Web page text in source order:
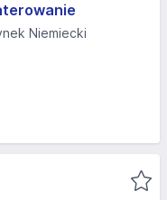
Niemiecki